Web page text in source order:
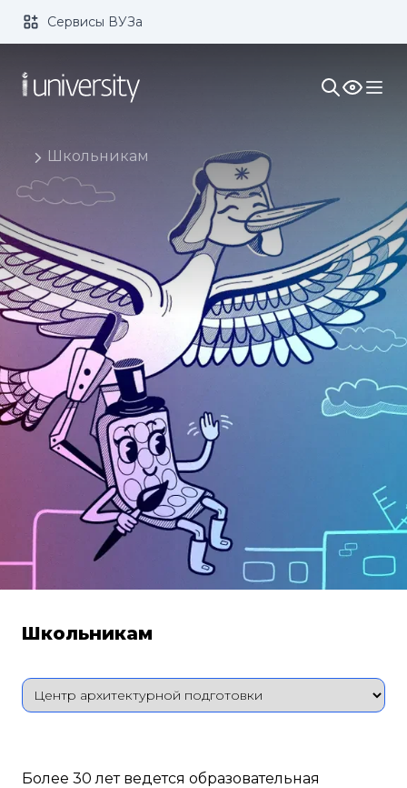
Размер шрифта: Цвет:
Изображения:
Сервисы ВУЗа
Школьникам
Школьникам
Более 30 лет ведется образовательная